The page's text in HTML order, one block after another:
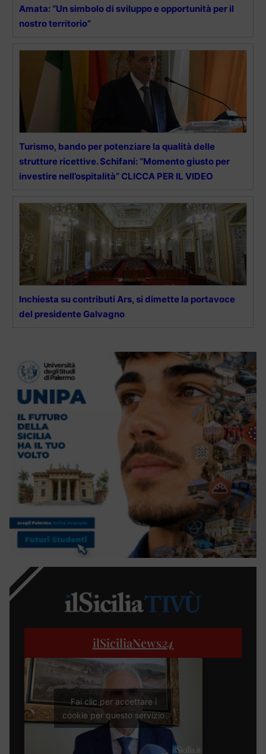
Amata: “Un simbolo di sviluppo e opportunità per il
nostro territorio”
Turismo, bando per potenziare la qualità delle
strutture ricettive. Schifani: “Momento giusto per
investire nell’ospitalità” CLICCA PER IL VIDEO
Inchiesta su contributi Ars, si dimette la portavoce
del presidente Galvagno
ilSiciliaNews24
Fai clic per accettare i
cookie per questo servizio